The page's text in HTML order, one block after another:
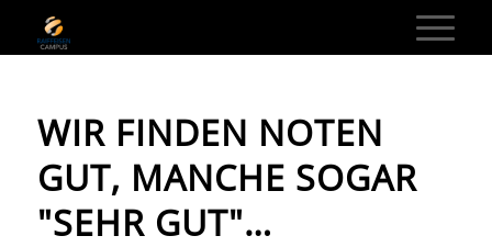
WIR FINDEN NOTEN
GUT, MANCHE SOGAR
"SEHR GUT"…